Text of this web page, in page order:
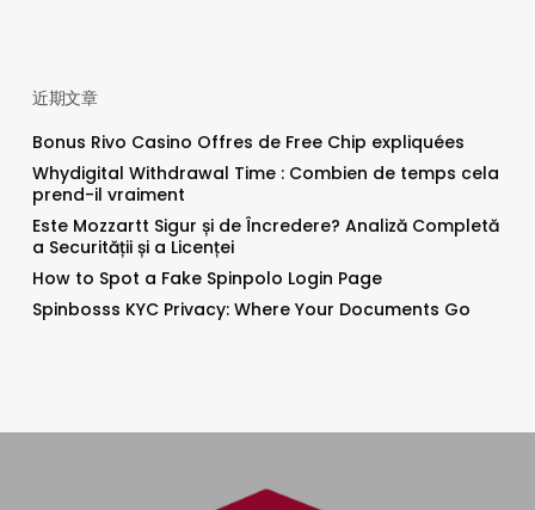
近期文章
Bonus Rivo Casino Offres de Free Chip expliquées
Whydigital Withdrawal Time : Combien de temps cela
prend-il vraiment
Este Mozzartt Sigur și de Încredere? Analiză Completă
a Securității și a Licenței
How to Spot a Fake Spinpolo Login Page
Spinbosss KYC Privacy: Where Your Documents Go